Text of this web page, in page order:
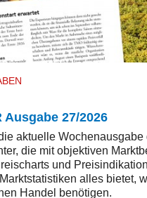
Ausgabe 27/2026
aktuelle Wochenausgabe
die mit objektiven
und
alles bietet,
Handel benötigen.